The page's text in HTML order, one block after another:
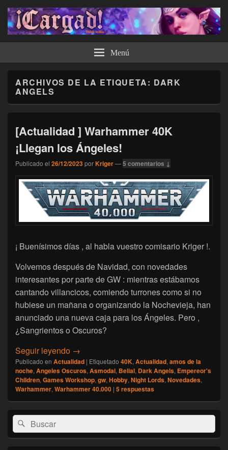
¡Cargad! Menú
ARCHIVOS DE LA ETIQUETA: DARK
ANGELS
[Actualidad ] Warhammer 40K
¡Llegan los Ángeles!
Publicado el 26/12/2023porKriger—5 comentarios ↓
¡ Buenísimos días , al habla vuestro comisario Kriger !.
Volvemos después de Navidad, con novedades
interesantes por parte de GW : mientras estábamos
cantando villancicos, comiendo turrones como si no
hubiese un mañana o organizando la Nochevieja, han
anunciado una nueva caja para los Ángeles. Pero ,
¿Sangrientos o Oscuros?
Seguir leyendo [Actualidad ] Warhammer 40K ¡Llegan los
→
Publicado en Actualidad | Etiquetado 40K, Actualidad, amos de la
noche, Angeles Oscuros, Asmodai, Belial, Dark Angels, Empereor's
Children, Games Workshop, gw, Hobby, Night Lords, Novedades,
Warhammer, Warhammer 40.000 | 5respuestas
área
de
widget
Buscar
por:
Buscar